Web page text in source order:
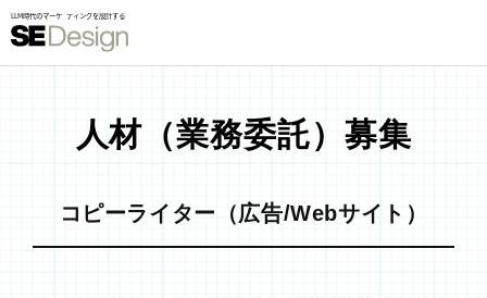
人材（業務委託）募集
コピーライター（広告/Webサイト）